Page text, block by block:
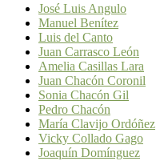
José Luis Angulo
Manuel Benítez
Luis del Canto
Juan Carrasco León
Amelia Casillas Lara
Juan Chacón Coronil
Sonia Chacón Gil
Pedro Chacón
María Clavijo Ordóñez
Vicky Collado Gago
Joaquín Domínguez